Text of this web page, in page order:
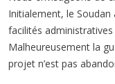
Initialement, le
facilités
Malheureusement la
projet n’est pas